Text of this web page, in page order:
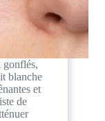
gonflés,
blanche
et
de